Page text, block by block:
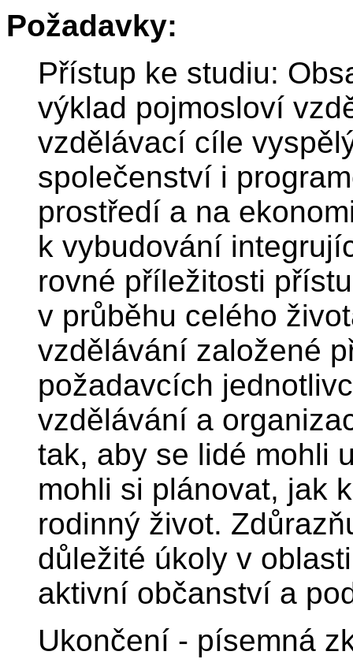
Požadavky:
Přístup ke studiu:
výklad pojmosloví
vzdělávací cíle
společenství i
prostředí a na
k vybudování
rovné příležitosti
v průběhu celého
vzdělávání založené
požadavcích
vzdělávání a
tak, aby se lidé mohli
mohli si plánovat, jak
rodinný život.
důležité úkoly v
aktivní občanství a
Ukončení - písemná